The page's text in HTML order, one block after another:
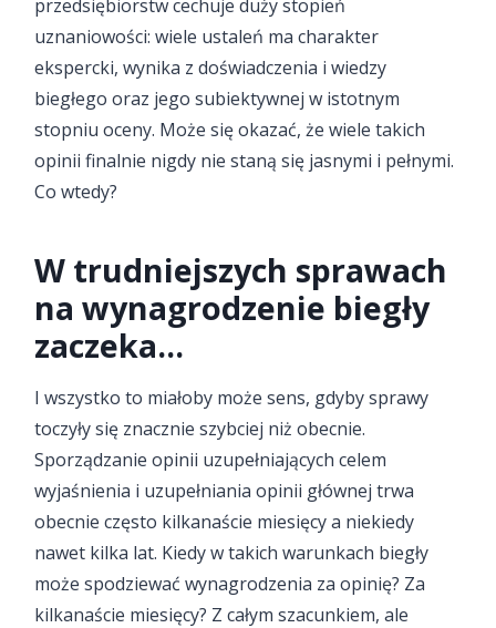
przedsiębiorstw cechuje duży stopień
uznaniowości: wiele ustaleń ma charakter
ekspercki, wynika z doświadczenia i wiedzy
biegłego oraz jego subiektywnej w istotnym
stopniu oceny. Może się okazać, że wiele takich
opinii finalnie nigdy nie staną się jasnymi i pełnymi.
Co wtedy?
W trudniejszych sprawach
na wynagrodzenie biegły
zaczeka...
I wszystko to miałoby może sens, gdyby sprawy
toczyły się znacznie szybciej niż obecnie.
Sporządzanie opinii uzupełniających celem
wyjaśnienia i uzupełniania opinii głównej trwa
obecnie często kilkanaście miesięcy a niekiedy
nawet kilka lat. Kiedy w takich warunkach biegły
może spodziewać wynagrodzenia za opinię? Za
kilkanaście miesięcy? Z całym szacunkiem, ale